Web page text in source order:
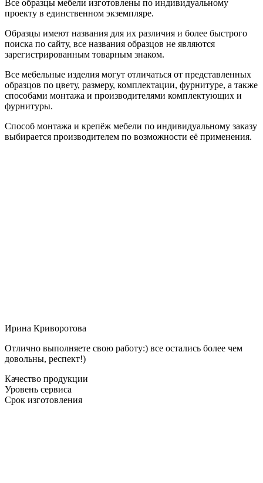
Все образцы мебели изготовлены по индивидуальному
проекту в единственном экземпляре.
Образцы имеют названия для их различия и более быстрого
поиска по сайту, все названия образцов не являются
зарегистрированным товарным знаком.
Все мебельные изделия могут отличаться от представленных
образцов по цвету, размеру, комплектации, фурнитуре, а также
способами монтажа и производителями комплектующих и
фурнитуры.
Способ монтажа и крепёж мебели по индивидуальному заказу
выбирается производителем по возможности её применения.
Ирина Криворотова
Отлично выполняете свою работу:) все остались более чем
довольны, респект!)
Качество продукции
Уровень сервиса
Срок изготовления